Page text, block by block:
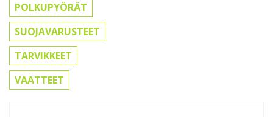
POLKUPYÖRÄT
SUOJAVARUSTEET
TARVIKKEET
VAATTEET